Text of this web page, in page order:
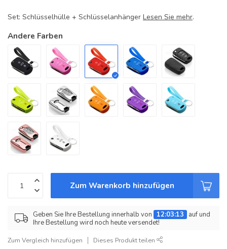
Set: Schlüsselhülle + Schlüsselanhänger Lesen Sie mehr.
Andere Farben
Zum Warenkorb hinzufügen
Geben Sie Ihre Bestellung innerhalb von 12:03:13
auf und
Ihre Bestellung wird noch heute versendet!
Zum Vergleich hinzufügen Dieses Produkt teilen